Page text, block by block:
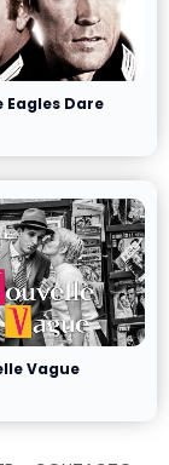
Eagles Dare
Vague